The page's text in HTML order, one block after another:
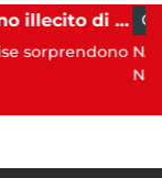
Aversa, abbandono illecito di rifiuti: uomo sorpreso dai carabinieri
CRONACA
NAPOLI. Alto